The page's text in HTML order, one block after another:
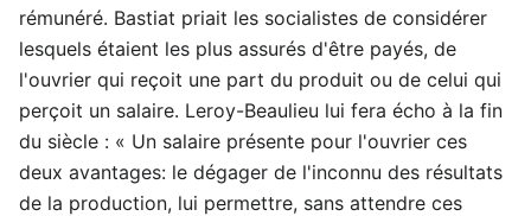
rémunéré. Bastiat priait les socialistes de considérer
lesquels étaient les plus assurés d'être payés, de
l'ouvrier qui reçoit une part du produit ou de celui qui
perçoit un salaire. Leroy-Beaulieu lui fera écho à la fin
du siècle : « Un salaire présente pour l'ouvrier ces
deux avantages: le dégager de l'inconnu des résultats
de la production, lui permettre, sans attendre ces